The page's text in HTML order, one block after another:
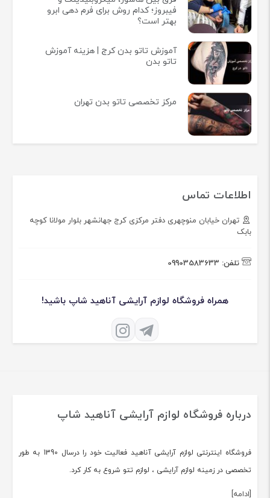
فیبروز؛ کدام روش برای فرم دهی ابرو
بهتر است؟
آموزش تاتو بدن کرج | هزینه آموزش
تاتو بدن
مرکز تخصصی تاتو بدن تهران
اطلاعات تماس
تهران خیابان منوچهری دفتر مرکزی کرج جهانشهر بلوار مولانا کوچه
بابک
تلفن: 09903583633
همراه فروشگاه لوازم آرایشی آناهید شاپ باشید!
درباره فروشگاه لوازم آرایشی آناهید شاپ
فروشگاه اینترنتی لوازم آرایشی آناهید فعالیت خود را درسال 1390 به طور
تخصصی در زمینه لوازم آرایشی ، لوازم تتو شروع به کار کرد.
[ادامه]